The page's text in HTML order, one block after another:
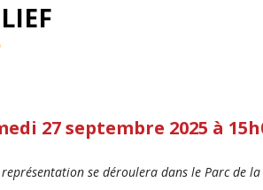
27 septembre 2025 à
représentation se déroulera dans le Parc de